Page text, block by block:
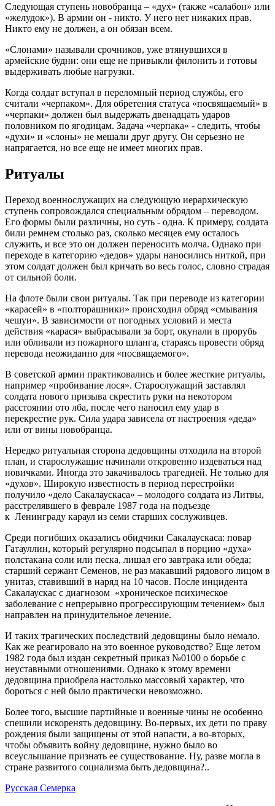
Следующая ступень новобранца – «дух» (также «салабон» или
«желудок»). В армии он - никто. У него нет никаких прав.
Никто ему не должен, а он обязан всем.
«Слонами» называли срочников, уже втянувшихся в
армейские будни: они еще не привыкли филонить и готовы
выдерживать любые нагрузки.
Когда солдат вступал в переломный период службы, его
считали «черпаком». Для обретения статуса «посвящаемый» в
«черпаки» должен был выдержать двенадцать ударов
половником по ягодицам. Задача «черпака» - следить, чтобы
«духи» и «слоны» не мешали друг другу. Он серьезно не
напрягается, но все еще не имеет многих прав.
Ритуалы
Переход военнослужащих на следующую иерархическую
ступень сопровождался специальным обрядом – переводом.
Его формы были различны, но суть - одна. К примеру, солдата
били ремнем столько раз, сколько месяцев ему осталось
служить, и все это он должен переносить молча. Однако при
переходе в категорию «дедов» удары наносились ниткой, при
этом солдат должен был кричать во весь голос, словно страдая
от сильной боли.
На флоте были свои ритуалы. Так при переводе из категории
«карасей» в «полторашники» происходил обряд «смывания
чешуи». В зависимости от погодных условий и места
действия «карася» выбрасывали за борт, окунали в прорубь
или обливали из пожарного шланга, стараясь провести обряд
перевода неожиданно для «посвящаемого».
В советской армии практиковались и более жесткие ритуалы,
например «пробивание лося». Старослужащий заставлял
солдата нового призыва скрестить руки на некотором
расстоянии ото лба, после чего наносил ему удар в
перекрестие рук. Сила удара зависела от настроения «деда»
или от вины новобранца.
Нередко ритуальная сторона дедовщины отходила на второй
план, и старослужащие начинали откровенно издеваться над
новичками. Иногда это закачивалось трагедией. Не только для
«духов». Широкую известность в период перестройки
получило «дело Сакалаускаса» – молодого солдата из Литвы,
расстрелявшего в феврале 1987 года на подъезде
к Ленинграду караул из семи старших сослуживцев.
Среди погибших оказались обидчики Сакалаускаса: повар
Гатауллин, который регулярно подсыпал в порцию «духа»
полстакана соли или песка, лишал его завтрака или обеда;
старший сержант Семенов, не раз макавший рядового лицом в
унитаз, ставивший в наряд на 10 часов. После инцидента
Сакалаускас с диагнозом «хроническое психическое
заболевание с непрерывно прогрессирующим течением» был
направлен на принудительное лечение.
И таких трагических последствий дедовщины было немало.
Как же реагировало на это военное руководство? Еще летом
1982 года был издан секретный приказ №0100 о борьбе с
неуставными отношениями. Однако к этому времени
дедовщина приобрела настолько массовый характер, что
бороться с ней было практически невозможно.
Более того, высшие партийные и военные чины не особенно
спешили искоренять дедовщину. Во-первых, их дети по праву
рождения были защищены от этой напасти, а во-вторых,
чтобы объявить войну дедовщине, нужно было во
всеуслышание признать ее существование. Ну, разве могла в
стране развитого социализма быть дедовщина?..
Русская Семерка